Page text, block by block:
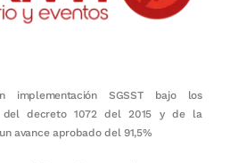
implementación SGSST bajo los
del decreto 1072 del 2015 y de la
avance aprobado del 91,5%